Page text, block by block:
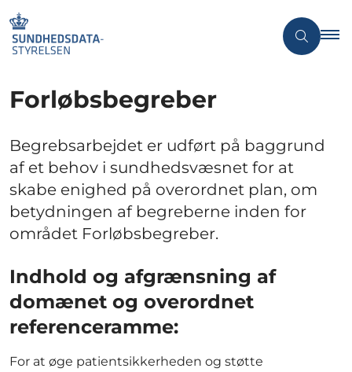
Forløbsbegreber
Begrebsarbejdet er udført på baggrund
af et behov i sundhedsvæsnet for at
skabe enighed på overordnet plan, om
betydningen af begreberne inden for
området Forløbsbegreber.
Indhold og afgrænsning af
domænet og overordnet
referenceramme:
For at øge patientsikkerheden og støtte